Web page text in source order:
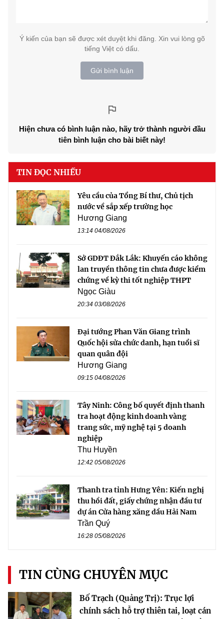
Ý kiến của bạn sẽ được xét duyệt khi đăng. Xin vui lòng gõ
tiếng Việt có dấu.
Gửi bình luận
Hiện chưa có bình luận nào, hãy trở thành người đầu
tiên bình luận cho bài biết này!
TIN ĐỌC NHIỀU
Yêu cầu của Tổng Bí thư, Chủ tịch
nước về sắp xếp trường học
Hương Giang
13:14 04/08/2026
Sở GDĐT Đắk Lắk: Khuyến cáo không
lan truyền thông tin chưa được kiểm
chứng về kỳ thi tốt nghiệp THPT
Ngọc Giàu
20:34 03/08/2026
Đại tướng Phan Văn Giang trình
Quốc hội sửa chức danh, hạn tuổi sĩ
quan quân đội
Hương Giang
09:15 04/08/2026
Tây Ninh: Công bố quyết định thanh
tra hoạt động kinh doanh vàng
trang sức, mỹ nghệ tại 5 doanh
nghiệp
Thu Huyền
12:42 05/08/2026
Thanh tra tỉnh Hưng Yên: Kiến nghị
thu hồi đất, giấy chứng nhận đầu tư
dự án Cửa hàng xăng dầu Hải Nam
Trần Quý
16:28 05/08/2026
TIN CÙNG CHUYÊN MỤC
Bố Trạch (Quảng Trị): Trục lợi
chính sách hỗ trợ thiên tai, loạt cán